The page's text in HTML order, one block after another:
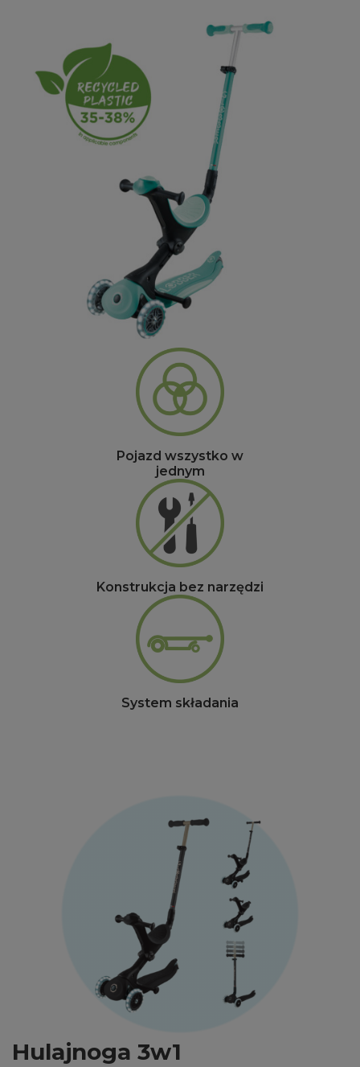
Pojazd wszystko w
jednym
Konstrukcja bez narzędzi
System składania
Hulajnoga 3w1